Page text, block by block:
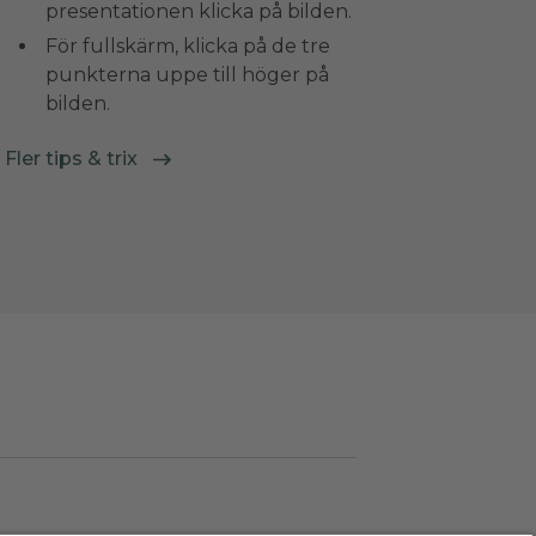
presentationen klicka på bilden.
För fullskärm, klicka på de tre
punkterna uppe till höger på
bilden.
Fler tips & trix